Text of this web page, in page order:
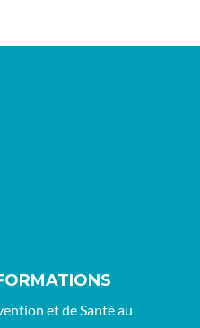
et de Santé au